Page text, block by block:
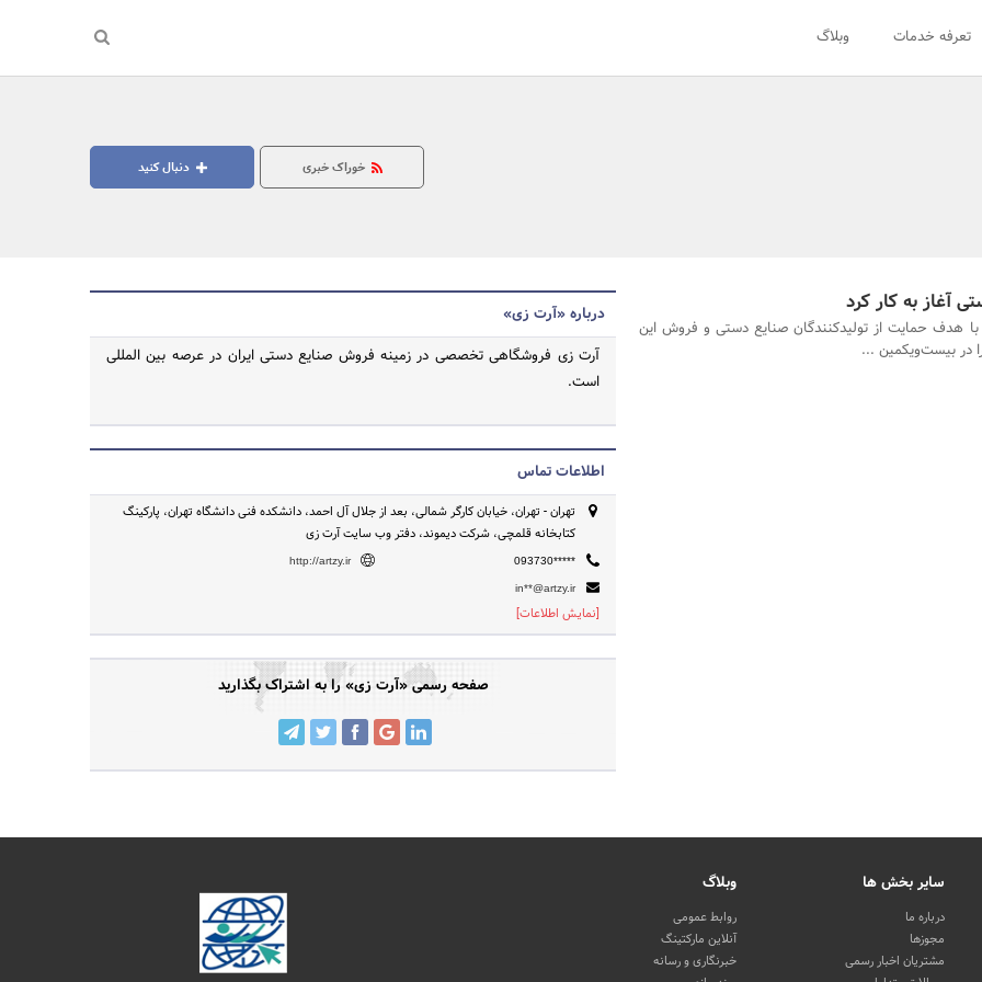
تعرفه خدمات وبلاگ
دنبال کنید خوراک خبری
آغاز به کار کرد
هدف حمایت از تولیدکنندگان صنایع دستی و فروش این
در بیست‌ویکمین ...
درباره «آرت زی»
آرت زی فروشگاهی تخصصی در زمینه فروش صنایع دستی ایران در عرصه بین المللی
است.
اطلاعات تماس
تهران - تهران، خیابان کارگر شمالی، بعد از جلال آل احمد، دانشکده فنی دانشگاه تهران، پارکینگ
کتابخانه قلمچی، شرکت دیموند، دفتر وب سایت آرت زی
093730*****
http://artzy.ir
in**@artzy.ir
[نمایش اطلاعات]
صفحه رسمی «آرت زی» را به اشتراک بگذارید
سایر بخش ها
درباره ما
مجوزها
مشتریان اخبار رسمی
وبلاگ
روابط عمومی
آنلاین مارکتینگ
خبرنگاری و رسانه